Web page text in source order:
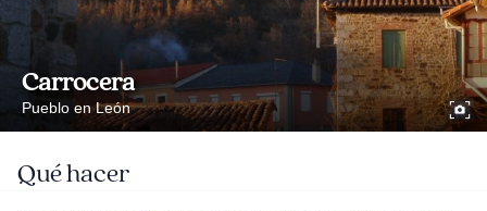
Carrocera
Pueblo en León
Qué hacer